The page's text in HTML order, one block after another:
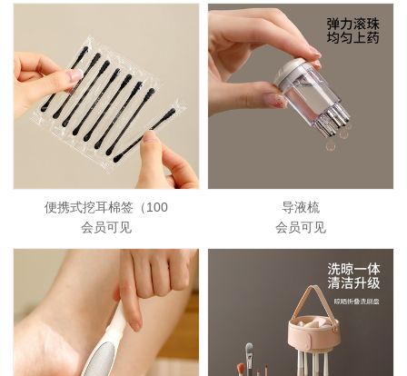
便携式挖耳棉签（100
会员可见
导液梳
会员可见